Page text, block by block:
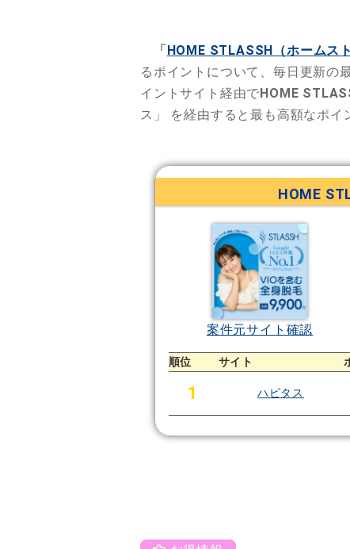
「HOME STLASSH（ホームス
るポイントについて、毎日更新の
イントサイト経由でHOME
ス」
を経由すると最も高額なポイ
HOME
案件元サイト確認
順位 サイト
1 ハピタス